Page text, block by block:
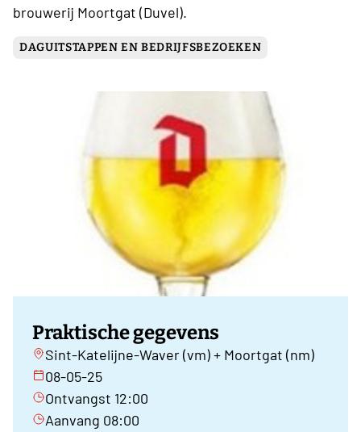
brouwerij Moortgat (Duvel).
DAGUITSTAPPEN EN BEDRIJFSBEZOEKEN
Praktische gegevens
Sint-Katelijne-Waver (vm) + Moortgat (nm)
08-05-25
Ontvangst 12:00
Aanvang 08:00